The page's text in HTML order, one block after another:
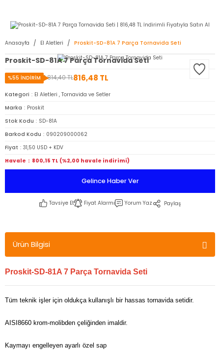
Anasayfa El Aletleri Proskit-SD-81A 7 Parça Tornavida Seti
Proskit-SD-81A 7 Parça Tornavida Seti
1.814,40 TL816,48 TL
%55 İNDİRİM
Kategori El Aletleri , Tornavida ve Setler
Marka
Proskit
Stok Kodu
SD-81A
Barkod Kodu
090209000062
Fiyat
31,50 USD + KDV
Havale
800,15 TL (%2,00 havale indirimi)
Gelince Haber Ver
Tavsiye Et Fiyat Alarmı Yorum Yaz Paylaş
Ürün Bilgisi
Proskit-SD-81A 7 Parça Tornavida Seti
Tüm teknik işler için oldukça kullanışlı bir hassas tornavida setidir.
AISI8660 krom-molibden çeliğinden imaldir.
Kaymayı engelleyen ayarlı özel sap